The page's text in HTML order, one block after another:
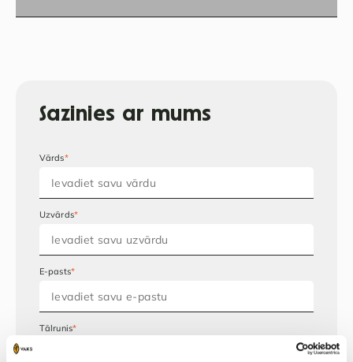
Sazinies ar mums
Vārds*
Uzvārds*
E-pasts*
Tālrunis*